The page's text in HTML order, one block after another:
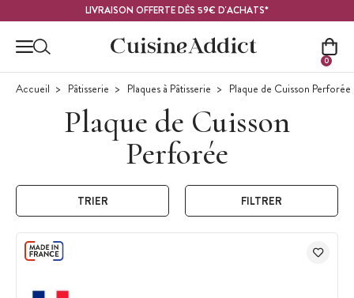
LIVRAISON OFFERTE DÈS 59€ D'ACHATS*
0
Accueil Pâtisserie Plaques à Pâtisserie Plaque de Cuisson Perforée
Plaque de Cuisson
Perforée
TRIER FILTRER